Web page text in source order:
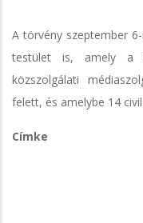
A törvény szeptember
testület is, amely a
közszolgálati
felett, és amelybe 14
Címke